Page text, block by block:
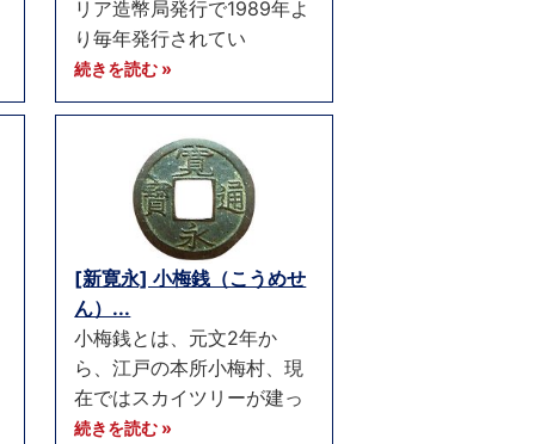
リア造幣局発行で1989年よ
り毎年発行されてい
続きを読む »
[新寛永] 小梅銭（こうめせ
ん）...
小梅銭とは、元文2年か
ら、江戸の本所小梅村、現
在ではスカイツリーが建っ
続きを読む »